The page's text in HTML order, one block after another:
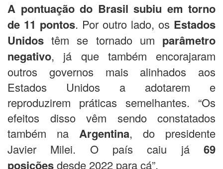
A pontuação do Brasil subiu em torno
de 11 pontos. Por outro lado, os Estados
Unidos têm se tornado um parâmetro
negativo, já que também encorajaram
outros governos mais alinhados aos
Estados Unidos a adotarem e
reproduzirem práticas semelhantes. “Os
efeitos disso vêm sendo constatados
também na Argentina, do presidente
Javier Milei. O país caiu já 69
posiçõesdesde 2022 para cá”.